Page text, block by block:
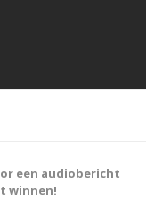
een audiobericht
winnen!